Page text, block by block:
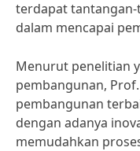
terdapat
dalam mencapai
Menurut penelitian
pembangunan,
pembangunan
dengan adanya
memudahkan